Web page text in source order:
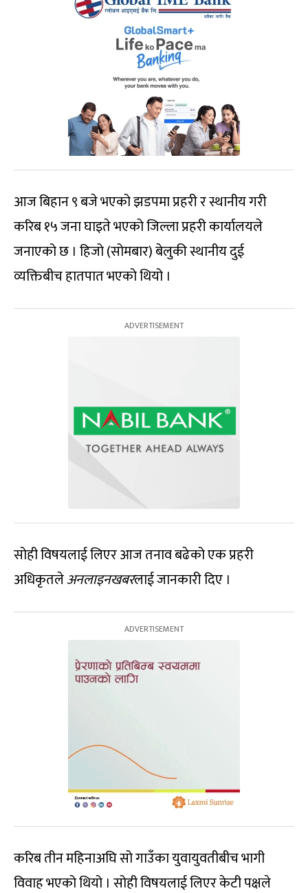
आज बिहान ९ बजे भएको झडपमा प्रहरी र स्थानीय गरी
करिब १५ जना घाइते भएको जिल्ला प्रहरी कार्यालयले
जनाएको छ । हिजो (सोमबार) बेलुकी स्थानीय दुई
व्यक्तिबीच हातपात भएको थियो ।
सोही विषयलाई लिएर आज तनाव बढेको एक प्रहरी
अधिकृतलेअनलाइनखबरलाई जानकारी दिए ।
करिब तीन महिनाअघि सो गाउँका युवायुवतीबीच भागी
विवाह भएको थियो । सोही विषयलाई लिएर केटी पक्षले